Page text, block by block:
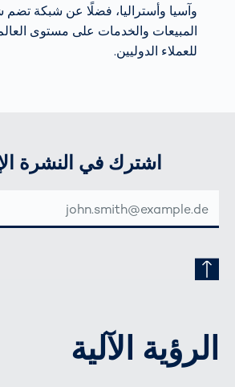
وآسيا وأستراليا، فضلًا عن شبكة
المبيعات والخدمات على مستوى
للعملاء الدوليين.
اشترك في النشرة
البريد
الإلكتروني
الرؤية الآلية